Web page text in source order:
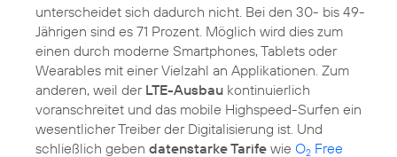
unterscheidet sich dadurch nicht. Bei den 30- bis 49-
Jährigen sind es 71 Prozent. Möglich wird dies zum
einen durch moderne Smartphones, Tablets oder
Wearables mit einer Vielzahl an Applikationen. Zum
anderen, weil der LTE-Ausbau kontinuierlich
voranschreitet und das mobile Highspeed-Surfen ein
wesentlicher Treiber der Digitalisierung ist. Und
schließlich geben datenstarke Tarife wie O2 Free